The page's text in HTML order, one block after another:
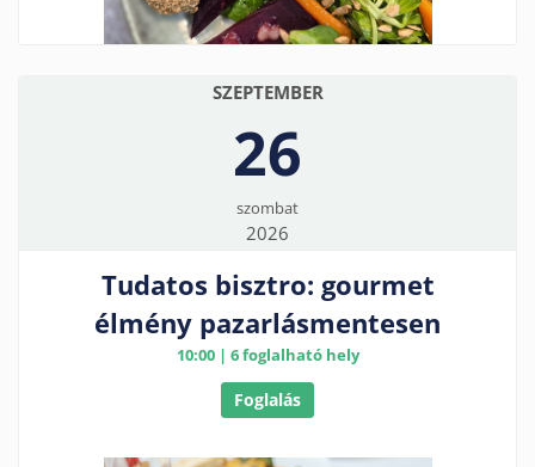
SZEPTEMBER
26
szombat
2026
Tudatos bisztro: gourmet
élmény pazarlásmentesen
10:00 | 6 foglalható hely
Foglalás